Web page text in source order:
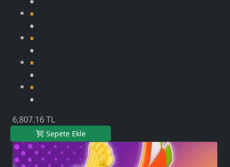
6,807.16 TL
Sepete Ekle